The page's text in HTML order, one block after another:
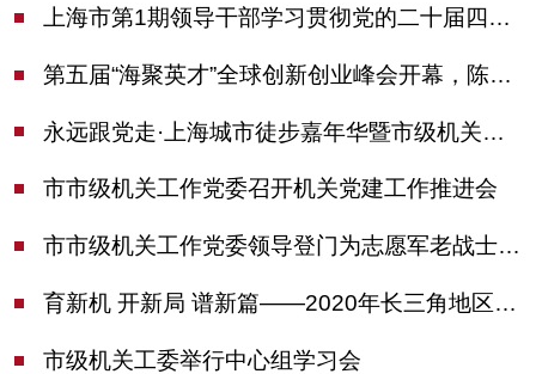
上海市第1期领导干部学习贯彻党的二十届四中全会精神专题研讨班开班，陈吉宁作专题报告
第五届“海聚英才”全球创新创业峰会开幕，陈吉宁出席并启动新一届大赛
永远跟党走·上海城市徒步嘉年华暨市级机关运动会开幕
市市级机关工作党委召开机关党建工作推进会
市市级机关工作党委领导登门为志愿军老战士佩戴纪念章
育新机 开新局 谱新篇——2020年长三角地区机关党建工作研讨会在南京召开
市级机关工委举行中心组学习会